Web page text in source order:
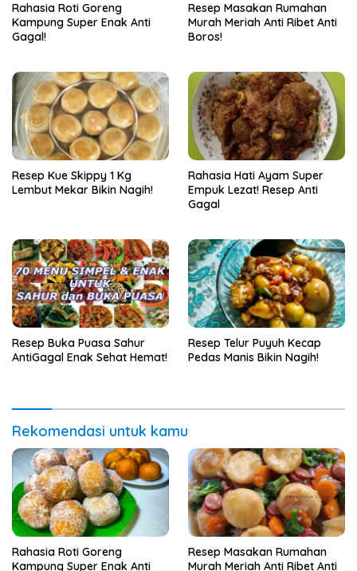
Rahasia Roti Goreng
Kampung Super Enak Anti
Gagal!
Resep Masakan Rumahan
Murah Meriah Anti Ribet Anti
Boros!
Resep Kue Skippy 1 Kg
Lembut Mekar Bikin Nagih!
Rahasia Hati Ayam Super
Empuk Lezat! Resep Anti
Gagal
Resep Buka Puasa Sahur
AntiGagal Enak Sehat Hemat!
Resep Telur Puyuh Kecap
Pedas Manis Bikin Nagih!
Rekomendasi untuk kamu
Rahasia Roti Goreng
Kampung Super Enak Anti
Resep Masakan Rumahan
Murah Meriah Anti Ribet Anti